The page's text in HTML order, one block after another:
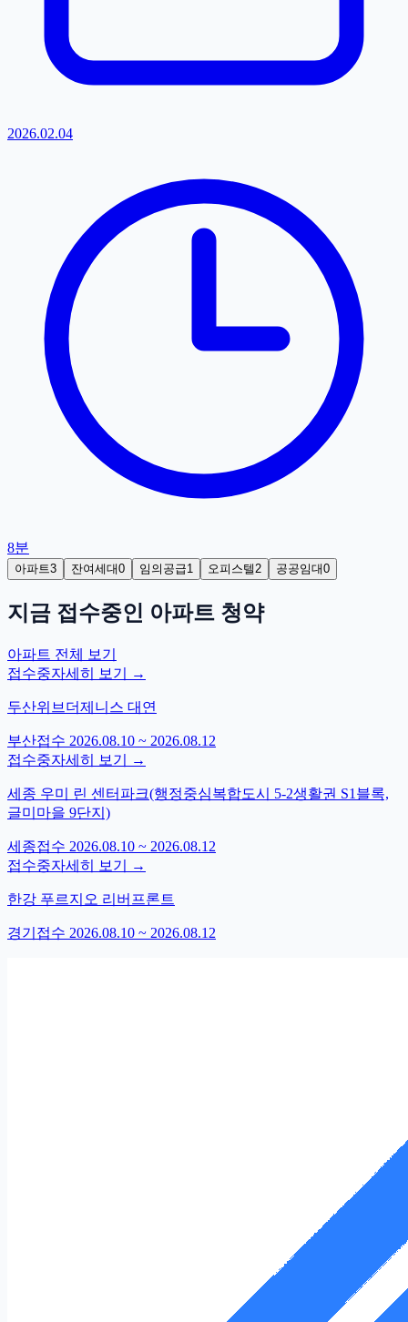
2026.02.04
8분
아파트3 잔여세대0 임의공급1 오피스텔2 공공임대0
지금 접수중인 아파트 청약
아파트 전체 보기
접수중자세히 보기 →
두산위브더제니스 대연
부산접수 2026.08.10 ~ 2026.08.12
접수중자세히 보기 →
세종 우미 린 센터파크(행정중심복합도시 5-2생활권 S1블록,
글미마을 9단지)
세종접수 2026.08.10 ~ 2026.08.12
접수중자세히 보기 →
한강 푸르지오 리버프론트
경기 접수 2026.08.10 ~ 2026.08.12